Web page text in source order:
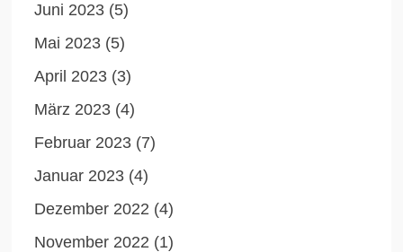
Juni 2023 (5)
Mai 2023 (5)
April 2023 (3)
März 2023 (4)
Februar 2023 (7)
Januar 2023 (4)
Dezember 2022 (4)
November 2022 (1)